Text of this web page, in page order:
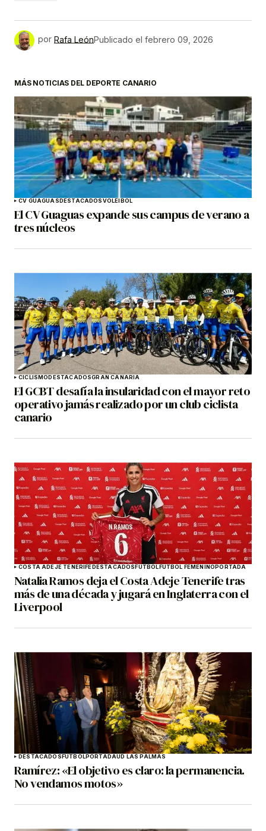
por Rafa LeónPublicado el febrero 09, 2026
MÁS NOTICIAS DEL DEPORTE CANARIO
CV GUAGUASDESTACADOSVOLEIBOL
El CV Guaguas expande sus campus de verano a
tres núcleos
CICLISMODESTACADOSGRAN CANARIA
El GCBT desafía la insularidad con el mayor reto
operativo jamás realizado por un club ciclista
canario
COSTA ADEJE TENERIFEDESTACADOSFÚTBOLFÚTBOL FEMENINOPORTADA
Natalia Ramos deja el Costa Adeje Tenerife tras
más de una década y jugará en Inglaterra con el
Liverpool
DESTACADOSFÚTBOLPORTADAUD LAS PALMAS
Ramírez: «El objetivo es claro: la permanencia.
No vendamos motos»